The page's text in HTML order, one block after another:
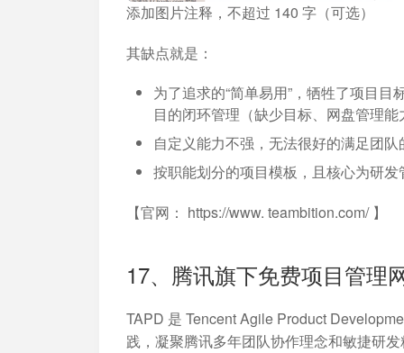
添加图片注释，不超过 140 字（可选）
其缺点就是：
为了追求的“简单易用”，牺牲了项目
目的闭环管理（缺少目标、网盘管理能
自定义能力不强，无法很好的满足团
按职能划分的项目模板，且核心为研
【官网： https://www. teambition.com/ 】
17、腾讯旗下免费项目管理
TAPD 是 Tencent Agile Product
践，凝聚腾讯多年团队协作理念和敏捷研